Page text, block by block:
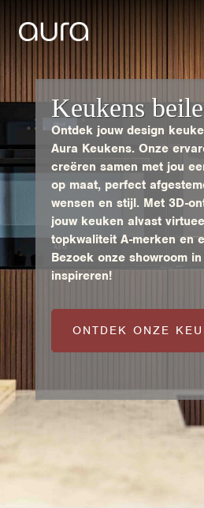
Keukens
Ontdek jouw design
Aura Keukens. Onze
creëren samen met jou
op maat, perfect
wensen en stijl. Met 3D-
jouw keuken alvast
topkwaliteit A-merken en
Bezoek onze showroom
inspireren!
ONTDEK ONZE